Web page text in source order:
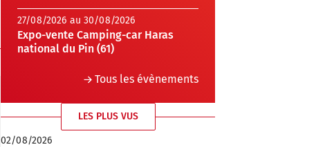
27/08/2026 au 30/08/2026
Expo-vente Camping-car Haras
national du Pin (61)
Tous les évènements
LES PLUS VUS
02/08/2026